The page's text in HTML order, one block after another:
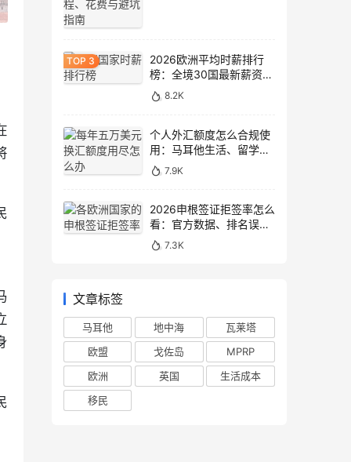
2026欧洲平均时薪排行
榜：全境30国最新薪资数
据大盘点
8.2K
个人外汇额度怎么合规使
用：马耳他生活、留学与
移民场景说明
7.9K
2026申根签证拒签率怎么
看：官方数据、排名误区
和申请避坑
7.3K
文章标签
马耳他 地中海
瓦莱塔
欧盟
戈佐岛
MPRP
欧洲
英国
生活成本
移民